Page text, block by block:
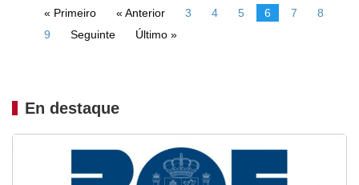
« Primeiro « Anterior 3 4 5 6 7
8
9
Seguinte Último »
En destaque